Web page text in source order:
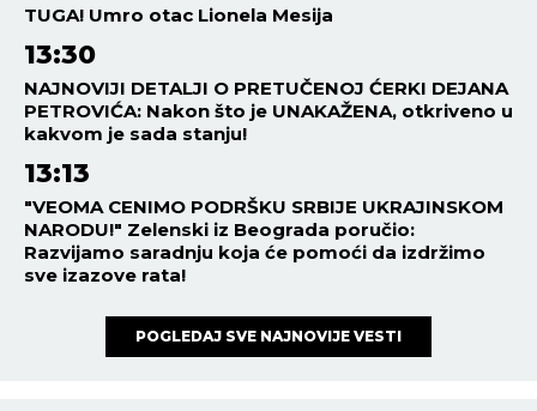
TUGA! Umro otac Lionela Mesija
13:30
NAJNOVIJI DETALJI O PRETUČENOJ ĆERKI DEJANA
PETROVIĆA: Nakon što je UNAKAŽENA, otkriveno u
kakvom je sada stanju!
13:13
"VEOMA CENIMO PODRŠKU SRBIJE UKRAJINSKOM
NARODU!" Zelenski iz Beograda poručio:
Razvijamo saradnju koja će pomoći da izdržimo
sve izazove rata!
POGLEDAJ SVE NAJNOVIJE VESTI